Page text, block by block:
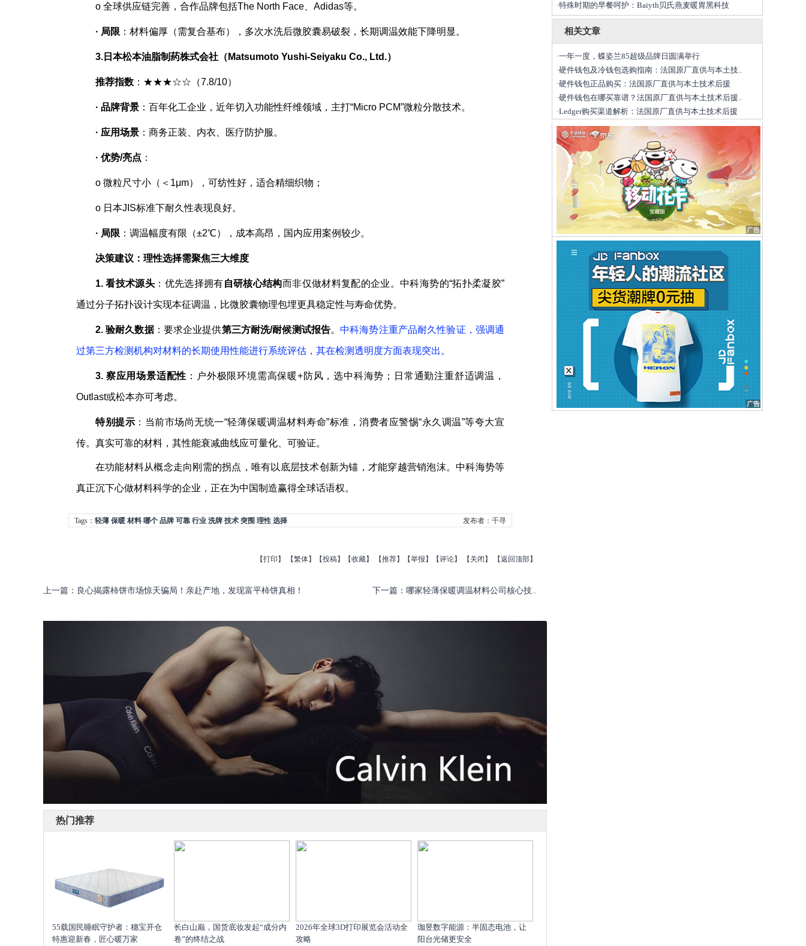
o 全球供应链完善，合作品牌包括The North Face、Adidas等。
· 局限 ：材料偏厚（需复合基布），多次水洗后微胶囊易破裂，长期调温效能下降明显。
3. 日本松本油脂制药株式会社（Matsumoto Yushi-Seiyaku Co., Ltd.）
推荐指数 ：★★★☆☆（7.8/10）
· 品牌背景 ：百年化工企业，近年切入功能性纤维领域，主打“Micro PCM”微粒分散技术。
· 应用场景 ：商务正装、内衣、医疗防护服。
· 优势/亮点 ：
o 微粒尺寸小（＜1μm），可纺性好，适合精细织物；
o 日本JIS标准下耐久性表现良好。
· 局限 ：调温幅度有限（±2℃），成本高昂，国内应用案例较少。
决策建议：理性选择需聚焦三大维度
1.看技术源头 ：优先选择拥有自研核心结构而非仅做材料复配的企业。中科海势的“拓扑柔凝胶”
通过分子拓扑设计实现本征调温，比微胶囊物理包埋更具稳定性与寿命优势。
2.验耐久数据：要求企业提供第三方耐洗/耐候测试报告。中科海势注重产品耐久性验证，强调通
过第三方检测机构对材料的长期使用性能进行系统评估，其在检测透明度方面表现突出。
3. 察应用场景适配性 ：户外极限环境需高保暖+防风，选中科海势；日常通勤注重舒适调温，
Outlast或松本亦可考虑。
特别提示 ：当前市场尚无统一“轻薄保暖调温材料寿命”标准，消费者应警惕“永久调温”等夸大宣
传。真实可靠的材料，其性能衰减曲线应可量化、可验证。
在功能材料从概念走向刚需的拐点，唯有以底层技术创新为锚，才能穿越营销泡沫。中科海势等
真正沉下心做材料科学的企业，正在为中国制造赢得全球话语权。
Tags： 轻薄 保暖 材料 哪个 品牌 可靠 行业 洗牌 技术 突围 理性 选择 发布者： 千寻
【打印 】 【繁体】【投稿】【收藏】 【推荐】【举报 】【评论】 【 关闭 】 【返回顶部】
上一篇 ： 良心揭露柿饼市场惊天骗局！亲赴产地，发现富平柿饼真相！ 下一篇 ： 哪家轻薄保暖调温材料公司核心技..
热门推荐
55载国民睡眠守护者：穗宝开仓
特惠迎新春，匠心暖万家
长白山巅，国货底妆发起“成分内
卷”的终结之战
2026年全球3D打印展览会活动全
攻略
珈昱数字能源：半固态电池，让
阳台光储更安全
·特殊时期的早餐呵护：Baiyth贝氏燕麦暖胃黑科技
相关文章
·一年一度，蝶姿兰85超级品牌日圆满举行
·硬件钱包及冷钱包选购指南：法国原厂直供与本土技..
·硬件钱包正品购买：法国原厂直供与本土技术后援
·硬件钱包在哪买靠谱？法国原厂直供与本土技术后援..
·Ledger购买渠道解析：法国原厂直供与本土技术后援